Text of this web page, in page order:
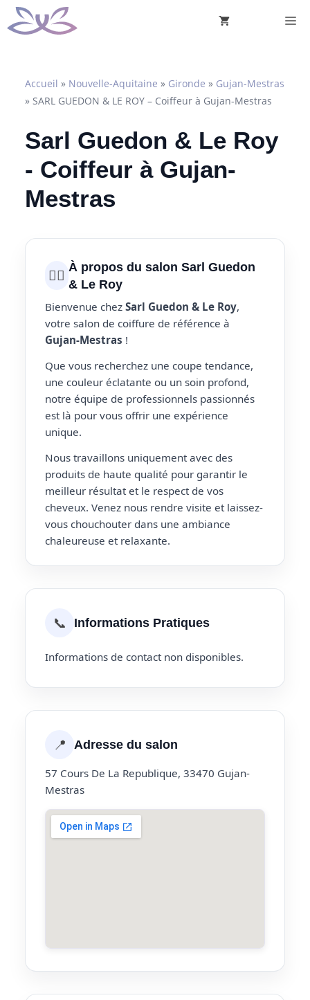
Aller
au
Accueil » Nouvelle-Aquitaine » Gironde » Gujan-Mestras
» SARL GUEDON & LE ROY – Coiffeur à Gujan-Mestras
Sarl Guedon & Le Roy
- Coiffeur à Gujan-
Mestras
💇‍♀️ À propos du salon Sarl Guedon
& Le Roy
Bienvenue chez Sarl Guedon & Le Roy,
votre salon de coiffure de référence à
Gujan-Mestras !
Que vous recherchez une coupe tendance,
une couleur éclatante ou un soin profond,
notre équipe de professionnels passionnés
est là pour vous offrir une expérience
unique.
Nous travaillons uniquement avec des
produits de haute qualité pour garantir le
meilleur résultat et le respect de vos
cheveux. Venez nous rendre visite et laissez-
vous chouchouter dans une ambiance
chaleureuse et relaxante.
📞 Informations Pratiques
Informations de contact non disponibles.
📍 Adresse du salon
57 Cours De La Republique, 33470 Gujan-
Mestras